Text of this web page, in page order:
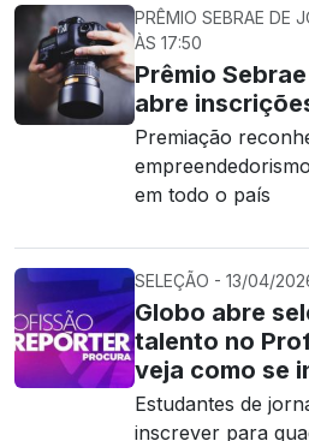
PRÊMIO SEBRAE DE
ÀS 17:50
Prêmio
abre
Premiação
em todo o país
SELEÇÃO - 13/04/
Globo abre
talento no
veja como se
Estudantes de
inscrever para